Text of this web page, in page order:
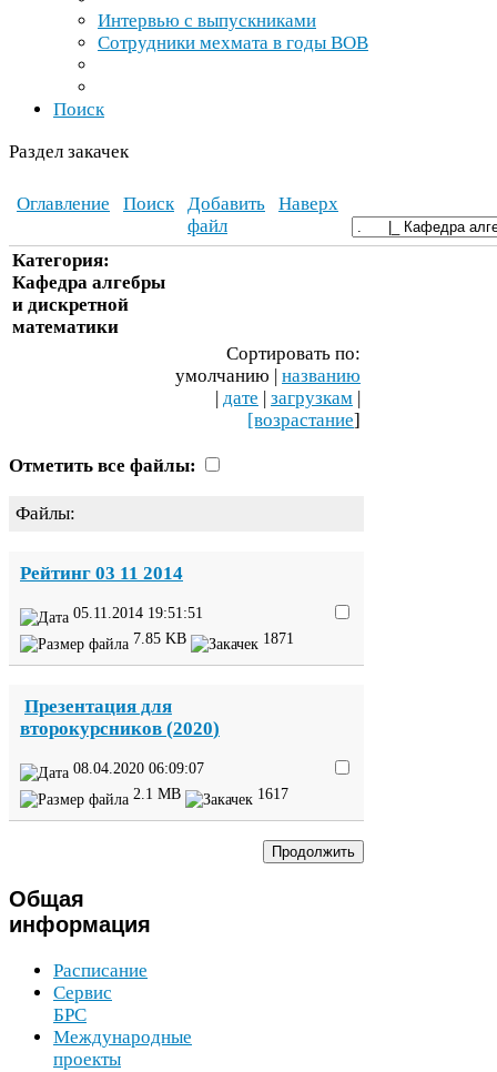
Интервью с выпускниками
Сотрудники мехмата в годы ВОВ
Поиск
Раздел закачек
Оглавление Поиск
Добавить
файл
Наверх
Категория:
Кафедра алгебры
и дискретной
математики
Сортировать по:
умолчанию | названию
| дате | загрузкам |
[возрастание]
Отметить все файлы:
Файлы:
Рейтинг 03 11 2014
05 11 2014 19:51:51
7 85 KB 1871
Презентация для
второкурсников (2020)
08 04 2020 06:09:07
2.1 MB 1617
Общая
информация
Расписание
Сервис
БРС
Международные
проекты